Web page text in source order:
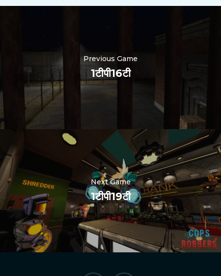
Previous Game
1टीपी16टी
Next Game
1टीपी19टी
Italiano
Português
العربية
Русский
日本語
Polski
한국어